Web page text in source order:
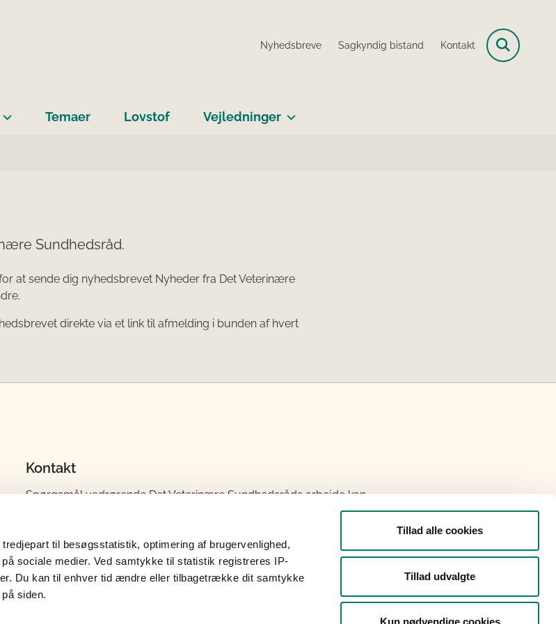
til besøgsstatistik, optimering af brugervenlighed,
sociale medier. Ved samtykke til statistik registreres IP-
Du kan til enhver tid ændre eller tilbagetrække dit samtykke
siden.
Tillad alle cookies
Tillad udvalgte
Kun nødvendige cookies
Nyhedsbreve Sagkyndig bistand Kontakt
Temaer Lovstof Vejledninger
Sundhedsråd.
at sende dig nyhedsbrevet Nyheder fra Det Veterinære
direkte via et link til afmelding i bunden af hvert
Kontakt
Spørgsmål vedrørende Det Veterinære Sundhedsråds arbejde kan
Tlf. 72 27 69 00
E-mail: 246sek@fvst.dk